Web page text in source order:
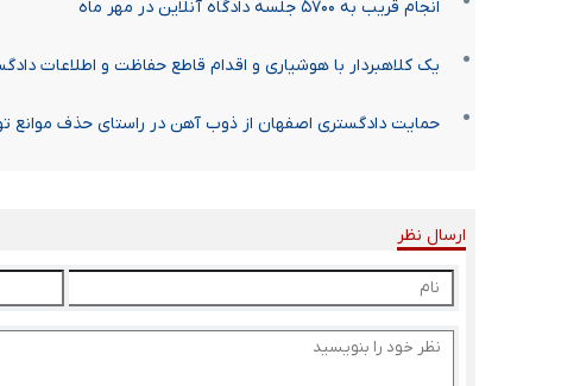
انجام قریب به ۵۷۰۰ جلسه دادگاه آنلاین در مهر ماه
یک کلاهبردار با هوشیاری و اقدام قاطع حفاظت و اطلاعات
حمایت دادگستری اصفهان از ذوب آهن در راستای حذف موانع
ارسال نظر